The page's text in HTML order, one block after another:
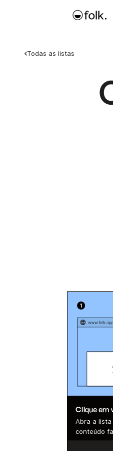
Todas as listas
Clique em
Abra a lista
conteúdo